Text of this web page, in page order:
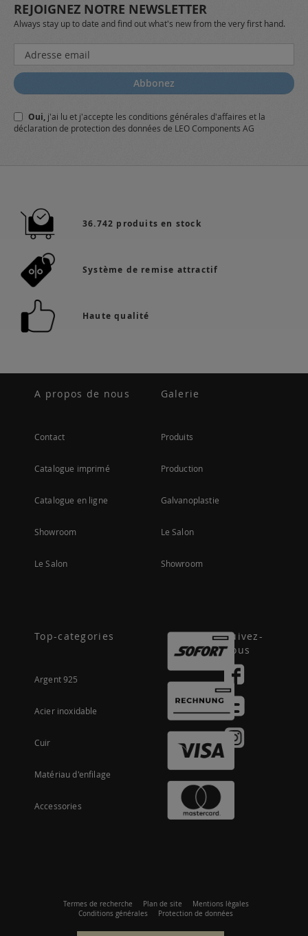
REJOIGNEZ NOTRE NEWSLETTER
Always stay up to date and find out what's new from the very first hand.
Inscription
à
notre
lettre
:
Abbonez
Oui, j'ai lu et j'accepte les conditions générales d'affaires et la
déclaration de protection des données de LEO Components AG
36.742 produits en stock
Système de remise attractif
Haute qualité
A propos de nous
Contact
Catalogue imprimé
Catalogue en ligne
Showroom
Le Salon
Galerie
Produits
Production
Galvanoplastie
Le Salon
Showroom
Top-categories
Argent 925
Acier inoxidable
Cuir
Matériau d'enfilage
Accessories
Suivez-
nous
Termes de recherche Plan de site
Mentions lègales
Conditions générales
Protection de données